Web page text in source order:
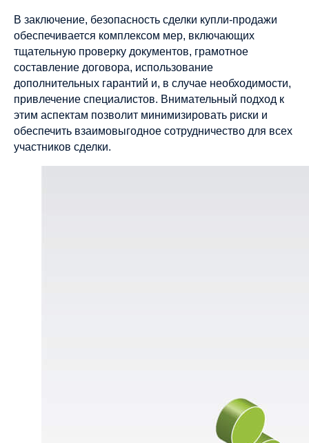
В заключение, безопасность сделки купли-продажи
обеспечивается комплексом мер, включающих
тщательную проверку документов, грамотное
составление договора, использование
дополнительных гарантий и, в случае необходимости,
привлечение специалистов. Внимательный подход к
этим аспектам позволит минимизировать риски и
обеспечить взаимовыгодное сотрудничество для всех
участников сделки.